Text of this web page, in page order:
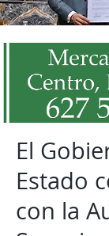
El
Estado
con la